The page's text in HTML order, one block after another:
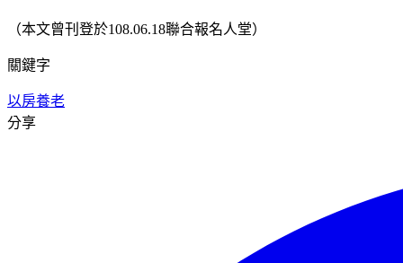
（本文曾刊登於108.06.18聯合報名人堂）
關鍵字
以房養老
分享